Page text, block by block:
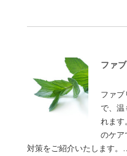
ファ
ファブ
で、温
れます
のケア
対策をご紹介いたします。